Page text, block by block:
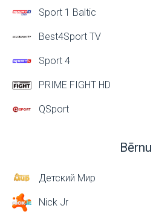
Sport 1 Baltic
Best4Sport TV
Sport 4
PRIME FIGHT HD
QSport
Bērnu
Детский Мир
Nick Jr